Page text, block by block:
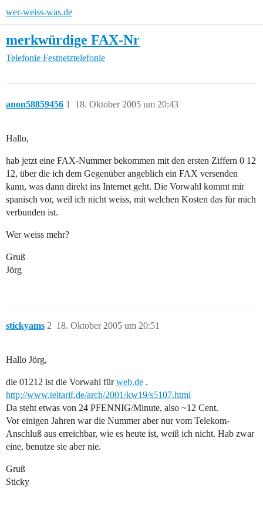
wer-weiss-was.de
merkwürdige FAX-Nr
Telefonie Festnetztelefonie
anon58859456 18. Oktober 2005 um 20:43
1
Hallo,
hab jetzt eine FAX-Nummer bekommen mit den ersten Ziffern 0 12
12, über die ich dem Gegenüber angeblich ein FAX versenden
kann, was dann direkt ins Internet geht. Die Vorwahl kommt mir
spanisch vor, weil ich nicht weiss, mit welchen Kosten das für mich
verbunden ist.
Wer weiss mehr?
Gruß
Jörg
stickyams 18. Oktober 2005 um 20:51
2
Hallo Jörg,
die 01212 ist die Vorwahl fürweb.de .
http://www.teltarif.de/arch/2001/kw19/s5107.html
Da steht etwas von 24 PFENNIG/Minute, also ~12 Cent.
Vor einigen Jahren war die Nummer aber nur vom Telekom-
Anschluß aus erreichbar, wie es heute ist, weiß ich nicht. Hab zwar
eine, benutze sie aber nie.
Gruß
Sticky